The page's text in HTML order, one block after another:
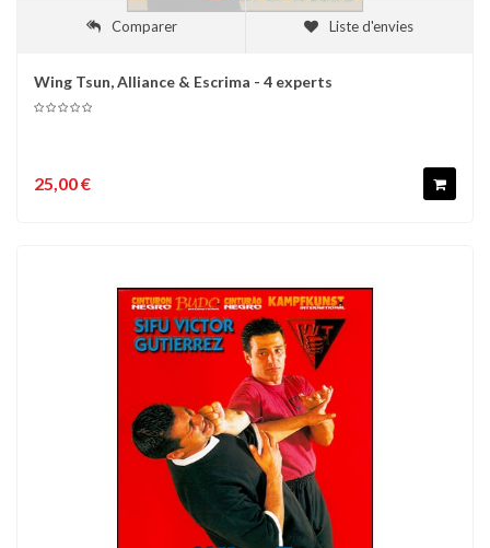
Comparer Liste d'envies
Wing Tsun, Alliance & Escrima - 4 experts
25,00 €